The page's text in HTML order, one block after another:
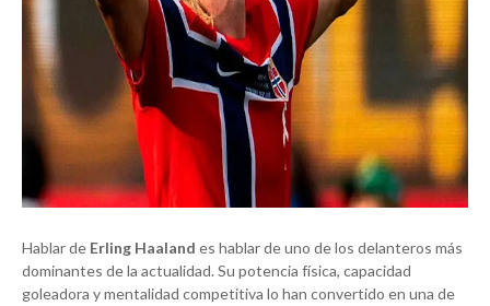
Hablar de Erling Haaland es hablar de uno de los delanteros más
dominantes de la actualidad. Su potencia física, capacidad
goleadora y mentalidad competitiva lo han convertido en una de